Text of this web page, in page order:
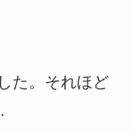
た。それほど